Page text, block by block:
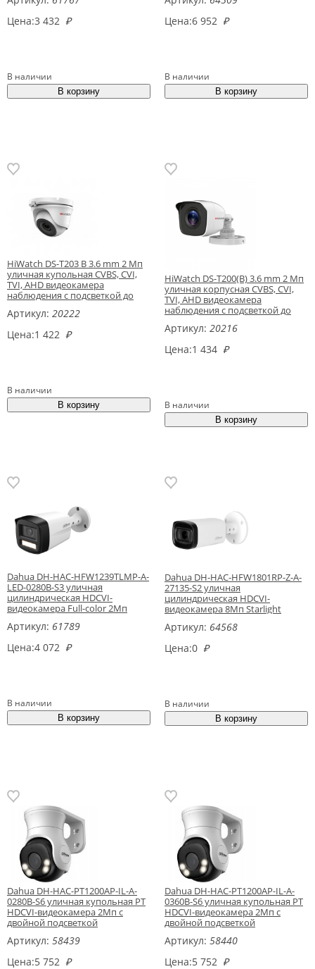
Цена:3 432 ₽
В наличии
Цена:6 952 ₽
В наличии
HiWatch DS-T203 B 3.6 mm 2 Мп
уличная купольная CVBS, CVI,
TVI, AHD видеокамера
наблюдения с подсветкой до
Артикул: 20222
Цена:1 422 ₽
В наличии
HiWatch DS-T200(B) 3.6 mm 2 Мп
уличная корпусная CVBS, CVI,
TVI, AHD видеокамера
наблюдения с подсветкой до
Артикул: 20216
Цена:1 434 ₽
В наличии
Dahua DH-HAC-HFW1239TLMP-A-
LED-0280B-S3 уличная
цилиндрическая HDCVI-
видеокамера Full-color 2Мп
Артикул: 61789
Цена:4 072 ₽
В наличии
Dahua DH-HAC-HFW1801RP-Z-A-
27135-S2 уличная
цилиндрическая HDCVI-
видеокамера 8Мп Starlight
Артикул: 64568
Цена:0 ₽
В наличии
Dahua DH-HAC-PT1200AP-IL-A-
0280B-S6 уличная купольная PT
HDCVI-видеокамера 2Мп с
двойной подсветкой
Артикул: 58439
Цена:5 752 ₽
Dahua DH-HAC-PT1200AP-IL-A-
0360B-S6 уличная купольная PT
HDCVI-видеокамера 2Мп с
двойной подсветкой
Артикул: 58440
Цена:5 752 ₽